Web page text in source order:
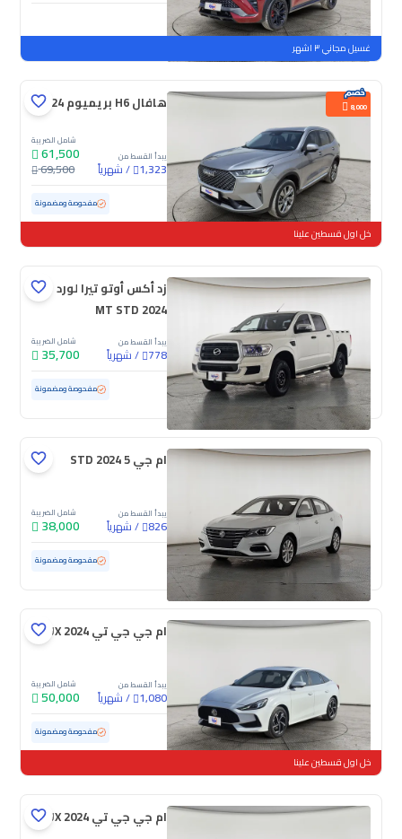
جديدة
غسيل مجاني ٣ اشهر
8,000 هافال H6 بريميوم 2024
يبدأ القسط من
1,323
/شهرياً
شامل الضريبة
61,500
69,500
مستعملة 96,371 كم مفحوصة ومضمونة
خل اول قسطين علينا
زد أكس أوتو تيرا لورد
MT STD 2024
يبدأ القسط من
778
/شهرياً
شامل الضريبة
35,700
مستعملة 73,993 كم مفحوصة ومضمونة
ام جي 5 STD 2024
يبدأ القسط من
826
/شهرياً
شامل الضريبة
38,000
مستعملة 30,627 كم ممشى قليل مفحوصة ومضمونة
ام جي جي تي LUX 2024
يبدأ القسط من
1,080
/شهرياً
شامل الضريبة
50,000
مستعملة 55,136 كم مفحوصة ومضمونة
خل اول قسطين علينا
ام جي جي تي LUX 2024